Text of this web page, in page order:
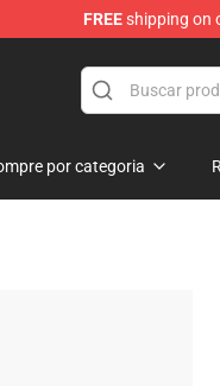
FREEshipping on
por categoria